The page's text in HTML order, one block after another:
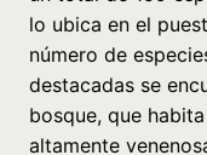
lo ubica en el
número de
destacadas se
bosque, que
altamente